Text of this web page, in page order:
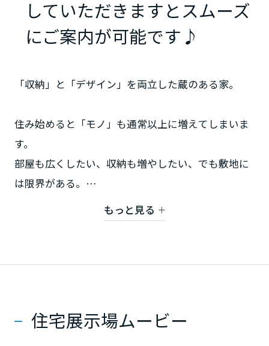
していただきますとスムーズ
にご案内が可能です♪
「収納」と「デザイン」を両立した蔵のある家。
住み始めると「モノ」も通常以上に増えてしまいま
す。
部屋も広くしたい、収納も増やしたい、でも敷地に
は限界がある。
そんな悩みをミサワホームの「蔵のある家」が解決
し、生活をより豊かにします。
もっと見る
住宅展示場ムービー
東海エリア
岐阜県
静岡県
三重県